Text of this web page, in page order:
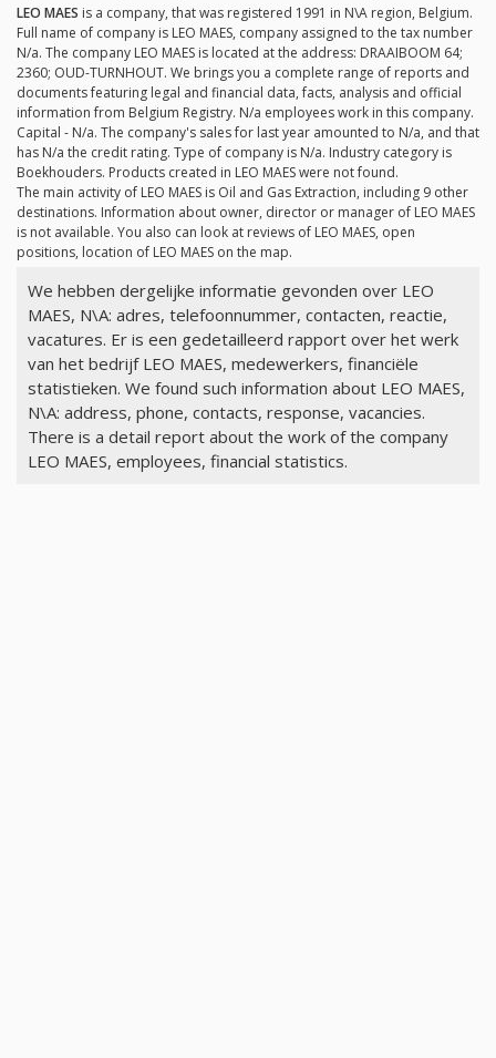
LEO MAES is a company, that was registered 1991 in N\A region, Belgium.
Full name of company is LEO MAES, company assigned to the tax number
N/a. The company LEO MAES is located at the address: DRAAIBOOM 64;
2360; OUD-TURNHOUT. We brings you a complete range of reports and
documents featuring legal and financial data, facts, analysis and official
information from Belgium Registry. N/a employees work in this company.
Capital - N/a. The company's sales for last year amounted to N/a, and that
has N/a the credit rating. Type of company is N/a. Industry category is
Boekhouders. Products created in LEO MAES were not found.
The main activity of LEO MAES is Oil and Gas Extraction, including 9 other
destinations. Information about owner, director or manager of LEO MAES
is not available. You also can look at reviews of LEO MAES, open
positions, location of LEO MAES on the map.
We hebben dergelijke informatie gevonden over LEO
MAES, N\A: adres, telefoonnummer, contacten, reactie,
vacatures. Er is een gedetailleerd rapport over het werk
van het bedrijf LEO MAES, medewerkers, financiële
statistieken. We found such information about LEO MAES,
N\A: address, phone, contacts, response, vacancies.
There is a detail report about the work of the company
LEO MAES, employees, financial statistics.